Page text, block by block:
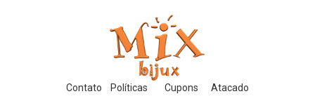
Contato Políticas Cupons Atacado